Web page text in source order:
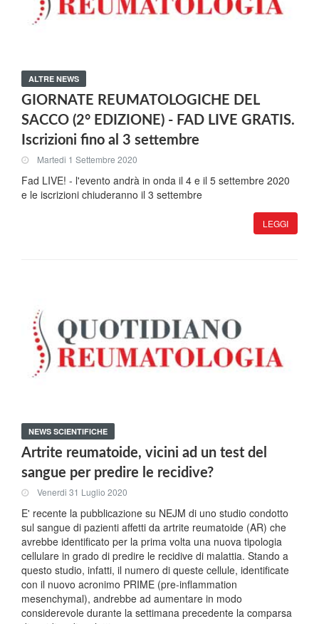
ALTRE NEWS
GIORNATE REUMATOLOGICHE DEL
SACCO (2° EDIZIONE) - FAD LIVE GRATIS.
Iscrizioni fino al 3 settembre
Martedi 1 Settembre 2020
Fad LIVE! - l'evento andrà in onda il 4 e il 5 settembre 2020
e le iscrizioni chiuderanno il 3 settembre
LEGGI
NEWS SCIENTIFICHE
Artrite reumatoide, vicini ad un test del
sangue per predire le recidive?
Venerdi 31 Luglio 2020
E' recente la pubblicazione su NEJM di uno studio condotto
sul sangue di pazienti affetti da artrite reumatoide (AR) che
avrebbe identificato per la prima volta una nuova tipologia
cellulare in grado di predire le recidive di malattia. Stando a
questo studio, infatti, il numero di queste cellule, identificate
con il nuovo acronimo PRIME (pre-inflammation
mesenchymal), andrebbe ad aumentare in modo
considerevole durante la settimana precedente la comparsa